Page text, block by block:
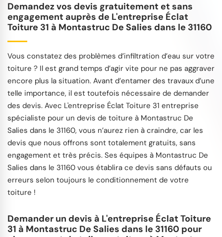
Demandez vos devis gratuitement et sans
engagement auprès de L'entreprise Éclat
Toiture 31 à Montastruc De Salies dans le 31160
Vous constatez des problèmes d’infiltration d’eau sur votre
toiture ? Il est grand temps d’agir vite pour ne pas aggraver
encore plus la situation. Avant d’entamer des travaux d’une
telle importance, il est toutefois nécessaire de demander
des devis. Avec L'entreprise Éclat Toiture 31 entreprise
spécialiste pour un devis de toiture à Montastruc De
Salies dans le 31160, vous n’aurez rien à craindre, car les
devis que nous offrons sont totalement gratuits, sans
engagement et très précis. Ses équipes à Montastruc De
Salies dans le 31160 vous établira ce devis sans défauts ou
erreurs selon toujours le conditionnement de votre
toiture !
Demander un devis à L'entreprise Éclat Toiture
31 à Montastruc De Salies dans le 31160 pour